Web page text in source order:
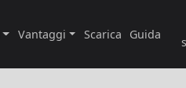
Vantaggi Scarica Guida